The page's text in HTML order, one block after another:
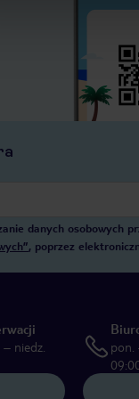
danych osobowych
, poprzez
niedz.
pon.